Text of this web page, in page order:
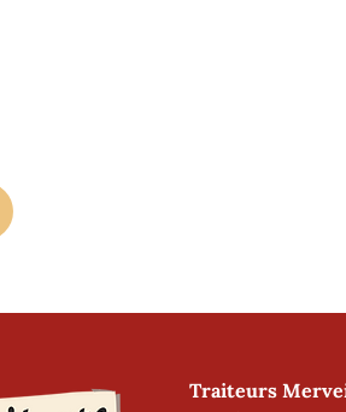
Traiteurs